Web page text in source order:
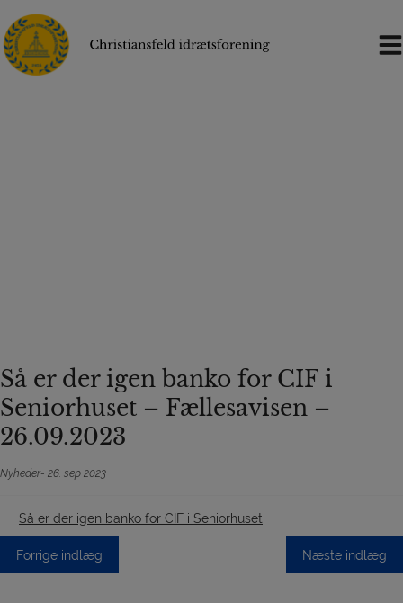
til
indholdet
Så er der igen banko for CIF i
Seniorhuset – Fællesavisen –
26.09.2023
Nyheder 26. sep 2023
Så er der igen banko for CIF i Seniorhuset
Indlægsnavigation
Forrige indlæg Næste indlæg